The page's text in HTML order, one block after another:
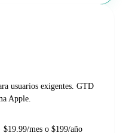
usuarios exigentes. GTD
Apple.
$19.99/mes o $199/año